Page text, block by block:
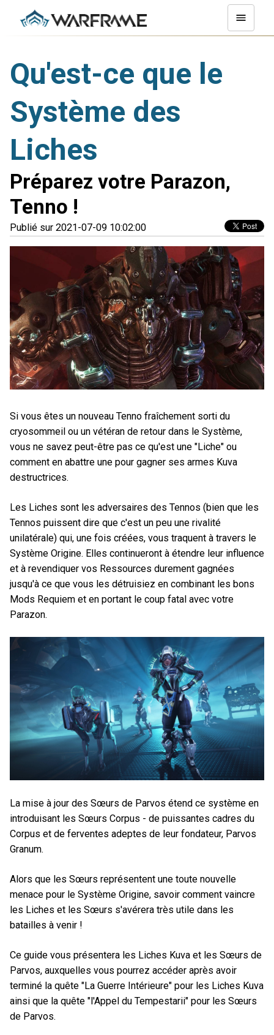
Qu'est-ce que le
Système des
Liches
Préparez votre Parazon,
Tenno !
Publié sur 2021-07-09 10:02:00
Si vous êtes un nouveau Tenno fraîchement sorti du
cryosommeil ou un vétéran de retour dans le Système,
vous ne savez peut-être pas ce qu'est une "Liche" ou
comment en abattre une pour gagner ses armes Kuva
destructrices.
Les Liches sont les adversaires des Tennos (bien que les
Tennos puissent dire que c'est un peu une rivalité
unilatérale) qui, une fois créées, vous traquent à travers le
Système Origine. Elles continueront à étendre leur influence
et à revendiquer vos Ressources durement gagnées
jusqu'à ce que vous les détruisiez en combinant les bons
Mods Requiem et en portant le coup fatal avec votre
Parazon.
La mise à jour des Sœurs de Parvos étend ce système en
introduisant les Sœurs Corpus - de puissantes cadres du
Corpus et de ferventes adeptes de leur fondateur, Parvos
Granum.
Alors que les Sœurs représentent une toute nouvelle
menace pour le Système Origine, savoir comment vaincre
les Liches et les Sœurs s'avérera très utile dans les
batailles à venir !
Ce guide vous présentera les Liches Kuva et les Sœurs de
Parvos, auxquelles vous pourrez accéder après avoir
terminé la quête "La Guerre Intérieure" pour les Liches Kuva
ainsi que la quête "l'Appel du Tempestarii" pour les Sœurs
de Parvos.